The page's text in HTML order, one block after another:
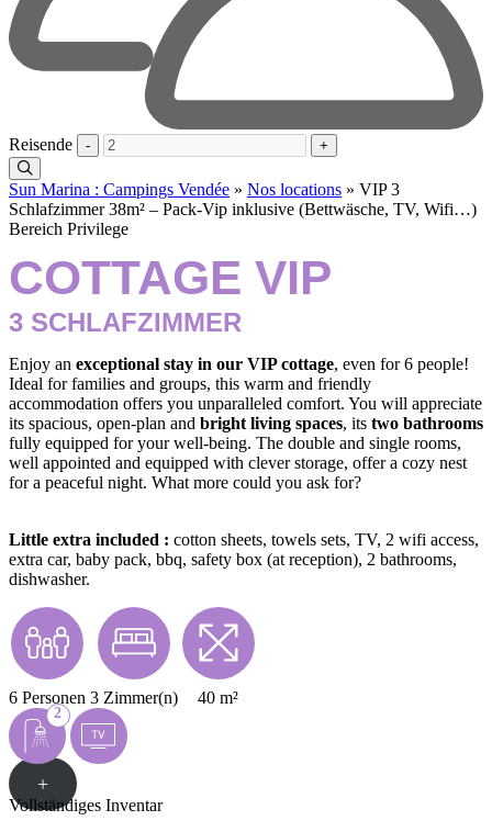
Reisende - +
Sun Marina : Campings Vendée » Nos locations » VIP 3
Schlafzimmer 38m² – Pack-Vip inklusive (Bettwäsche, TV, Wifi…)
Bereich Privilege
COTTAGE VIP
3 SCHLAFZIMMER
Enjoy an exceptional stay in our VIP cottage, even for 6 people!
Ideal for families and groups, this warm and friendly
accommodation offers you unparalleled comfort. You will appreciate
its spacious, open-plan and bright living spaces, its two bathrooms
fully equipped for your well-being. The double and single rooms,
well appointed and equipped with clever storage, offer a cozy nest
for a peaceful night. What more could you ask for?
Little extra included : cotton sheets, towels sets, TV, 2 wifi access,
extra car, baby pack, bbq, safety box (at reception), 2 bathrooms,
dishwasher.
6 Personen 3 Zimmer(n) 40 m²
2
+
Vollständiges Inventar